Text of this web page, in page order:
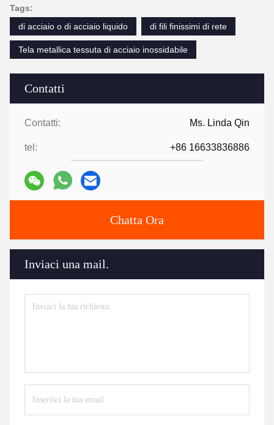
Contatti
Contatti: Ms. Linda Qin
tel: +86 16633836886
Chatta Ora
Inviaci una mail.
Tags:
di acciaio o di acciaio liquido
di fili finissimi di rete
Tela metallica tessuta di acciaio inossidabile